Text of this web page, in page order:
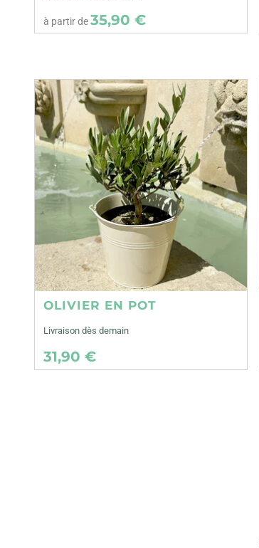
à partir de35,90 €
OLIVIER EN POT
Livraison dès demain
31,90 €